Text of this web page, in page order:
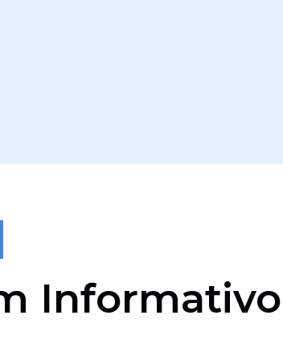
Informativo